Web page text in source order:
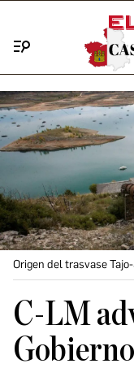
Origen del trasvase
C-LM